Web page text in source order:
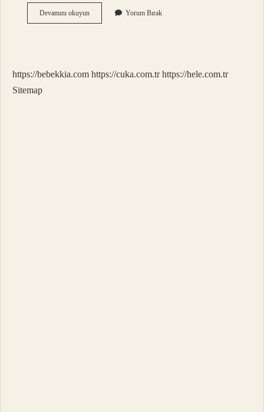
Devamını okuyunRadikal
Temel
Yorum Bırak
https://bebekkia.com https://cuka.com.tr https://hele.com.tr
Sitemap